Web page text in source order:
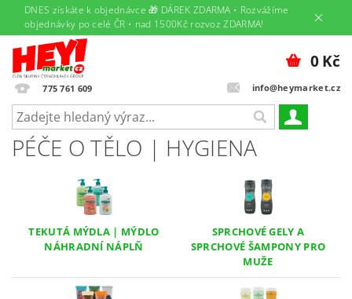
DNES získáte k objednávce 🎁 DÁREK ZDARMA • Rozvážíme
objednávky po celé ČR • nad 1500Kč rozvoz ZDARMA!
775 761 609 info@heymarket.cz
0 Kč
PÉČE O TĚLO | HYGIENA
TEKUTÁ MÝDLA | MÝDLO
NÁHRADNÍ NÁPLŇ
SPRCHOVÉ GELY A
SPRCHOVÉ ŠAMPONY PRO
MUŽE